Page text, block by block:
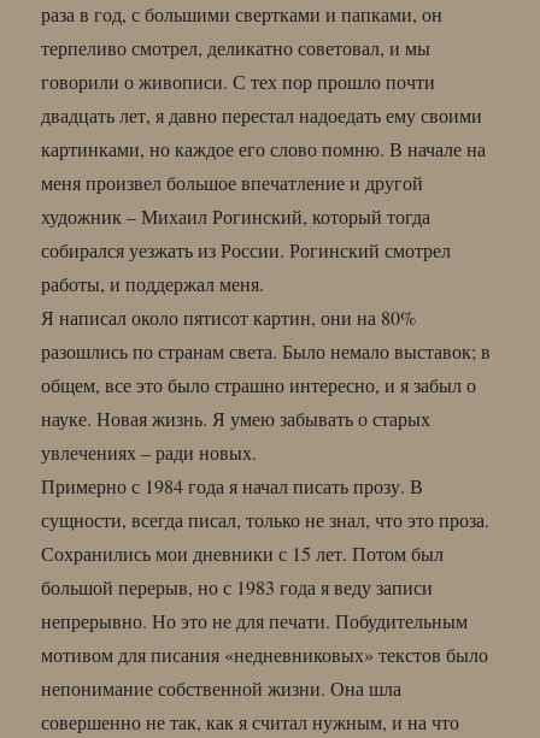
раза в год, с большими свертками и папками, он
терпеливо смотрел, деликатно советовал, и мы
говорили о живописи. С тех пор прошло почти
двадцать лет, я давно перестал надоедать ему своими
картинками, но каждое его слово помню. В начале на
меня произвел большое впечатление и другой
художник – Михаил Рогинский, который тогда
собирался уезжать из России. Рогинский смотрел
работы, и поддержал меня.
Я написал около пятисот картин, они на 80%
разошлись по странам света. Было немало выставок; в
общем, все это было страшно интересно, и я забыл о
науке. Новая жизнь. Я умею забывать о старых
увлечениях – ради новых.
Примерно с 1984 года я начал писать прозу. В
сущности, всегда писал, только не знал, что это проза.
Сохранились мои дневники с 15 лет. Потом был
большой перерыв, но с 1983 года я веду записи
непрерывно. Но это не для печати. Побудительным
мотивом для писания «недневниковых» текстов было
непонимание собственной жизни. Она шла
совершенно не так, как я считал нужным, и на что